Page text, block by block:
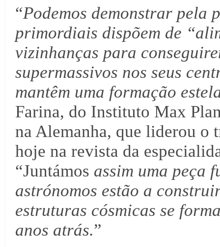
“Podemos demonstrar pela
primordiais dispõem de
vizinhanças para
supermassivos nos seus
mantêm uma formação
Farina, do Instituto Max
na Alemanha, que liderou o
hoje na revista da
“Juntámos assim uma peça
astrónomos estão a
estruturas cósmicas se
anos atrás.”